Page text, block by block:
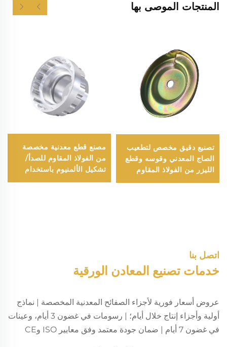
المنتجات الموصى بها
تصنيع دقيق مخصص لتطعيب
الصاج المعدني وقوسه وقطع
الليزر من الفولاذ المقاوم
للصدأ والنحاس والألومنيوم
مصنع قطع معدنية مخصصة
من الفولاذ المقاوم للصدأ/
تشكيل الألمنيوم باستخدام
ماكينات الحاسب الآلي/
اتصل بنا
خدمات تصنيع المعادن الورقية
عروض أسعار فورية لأجزاء الصفائح المعدنية المخصصة | نماذج
أولية وأجزاء إنتاج خلال أيام؛ | رسومات في غضون 3 أيام، وعينات
في غضون 7 أيام | ضمان جودة معتمد وفق معايير ISO وCE